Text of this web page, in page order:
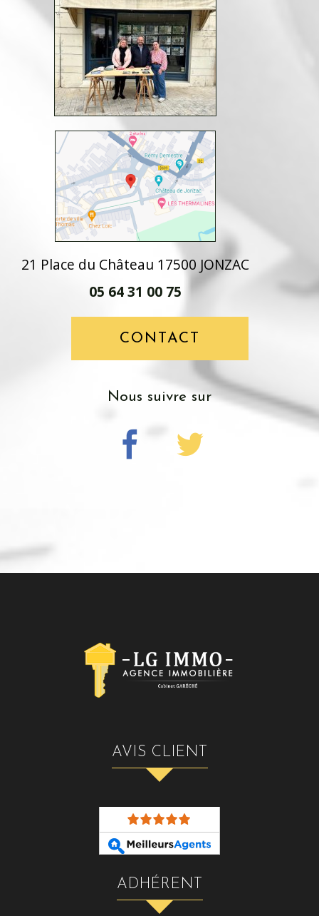
21 Place du Château 17500 JONZAC
05 64 31 00 75
CONTACT
Nous suivre sur
AVIS CLIENT
ADHÉRENT